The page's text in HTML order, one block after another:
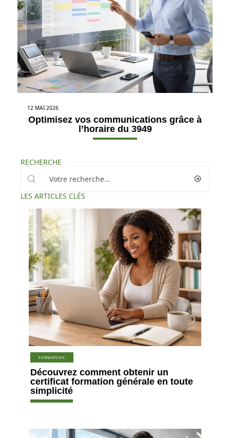
12 MAI 2026
Optimisez vos communications grâce à
l’horaire du 3949
RECHERCHE
LES ARTICLES CLÉS
FORMATION
Découvrez comment obtenir un
certificat formation générale en toute
simplicité